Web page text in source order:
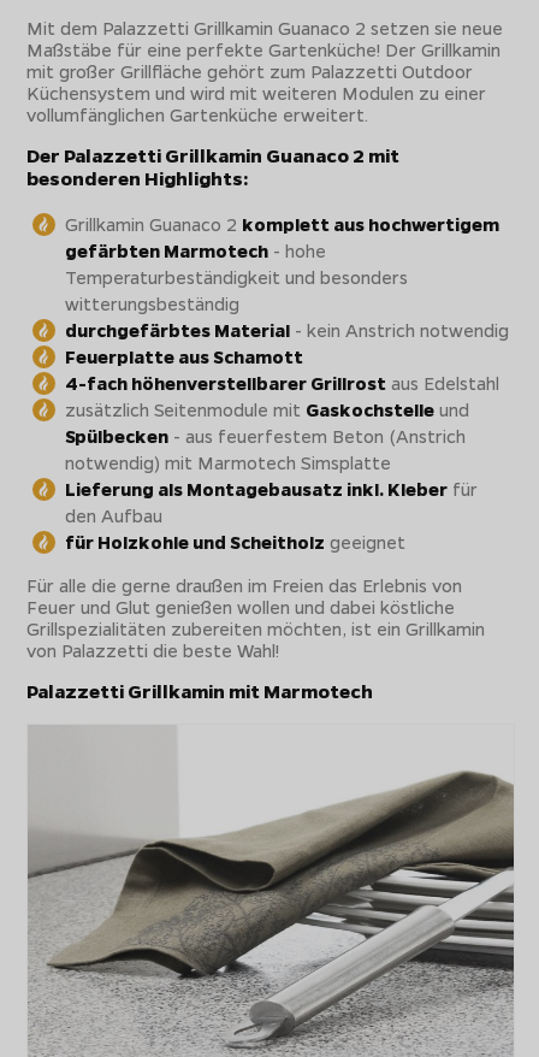
Mit dem Palazzetti Grillkamin Guanaco 2 setzen sie neue
Maßstäbe für eine perfekte Gartenküche! Der Grillkamin
mit großer Grillfläche gehört zum Palazzetti Outdoor
Küchensystem und wird mit weiteren Modulen zu einer
vollumfänglichen Gartenküche erweitert.
Der Palazzetti Grillkamin Guanaco 2 mit
besonderen Highlights:
Grillkamin Guanaco 2 komplett aus hochwertigem
gefärbten Marmotech - hohe
Temperaturbeständigkeit und besonders
witterungsbeständig
durchgefärbtes Material - kein Anstrich notwendig
Feuerplatte aus Schamott
4-fach höhenverstellbarer Grillrost aus Edelstahl
zusätzlich Seitenmodule mit Gaskochstelle und
Spülbecken - aus feuerfestem Beton (Anstrich
notwendig) mit Marmotech Simsplatte
Lieferung als Montagebausatz inkl. Kleber für
den Aufbau
für Holzkohle und Scheitholz geeignet
Für alle die gerne draußen im Freien das Erlebnis von
Feuer und Glut genießen wollen und dabei köstliche
Grillspezialitäten zubereiten möchten, ist ein Grillkamin
von Palazzetti die beste Wahl!
Palazzetti Grillkamin mit Marmotech